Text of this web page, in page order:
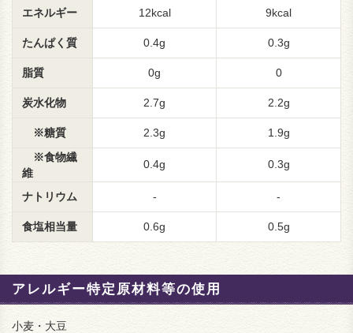
エネルギー 12kcal 9kcal
たんぱく質 0.4g 0.3g
脂質 0g 0
炭水化物 2.7g 2.2g
※糖質 2.3g
1.9g
※食物繊
維
0.4g 0.3g
ナトリウム - -
食塩相当量 0.6g 0.5g
アレルギー特定原材料等の使用
小麦・大豆